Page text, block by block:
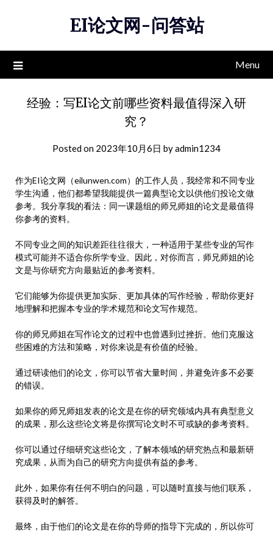
EI论文网-问答站
Menu
经验：写EI论文前哪些资料最值得深入研
究？
Posted on 2023年10月6日 byadmin1234
作为EI论文网（eilunwen.com）的工作人员，我经常和不同专业
学生沟通，他们都希望我能提供一篇典型论文以供他们投论文做
参考。我分享我的看法：同一课题组的师兄师姐的论文是最值得
你参考的资料。
不同专业之间的知识差距往往很大，一种适用于某些专业的写作
模式可能并不适合你所学专业。因此，对你而言，师兄师姐的论
文是与你研究方向最贴近的参考资料。
它们能够为你提供更加实际、更加具体的写作经验，帮助你更好
地理解和把握本专业的学术规范和论文写作规范。
你的师兄师姐在写作论文的过程中也曾遇到过挫折。他们克服这
些困难的方法和策略，对你来说是有价值的经验。
通过研读他们的论文，你可以节省大量时间，并避免许多不必要
的错误。
如果你的师兄师姐发表的论文是在你的研究领域内具有典型意义
的成果，那么这些论文将是你撰写论文时不可或缺的参考资料。
你可以通过仔细研究这些论文，了解本领域的研究热点和最新研
究成果，从而为自己的研究方向提供有益的参考。
此外，如果你有任何不明白的问题，可以随时直接与他们联系，
获得及时的解答。
最终，由于他们的论文是在你的导师的指导下完成的，所以你可